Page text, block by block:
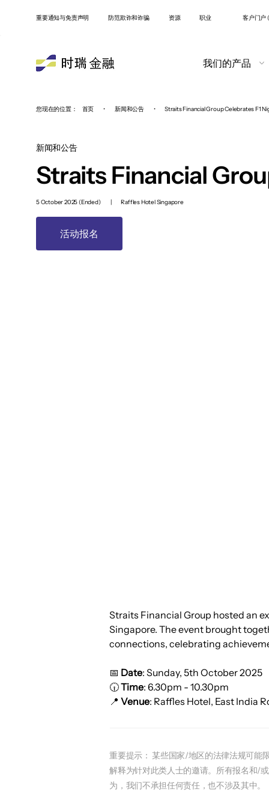
我们的产品
重要通知与免责声明 防范欺诈和诈骗 资源 职业 客户门户
您现在的位置： 首页 • 新闻和公告 • Straits Financial Group Celebrates F1
新闻和公告
Straits Financial
5 October 2025 (Ended) | Raffles Hotel Singapore
活动报名
Straits Financial Group hosted an
Singapore. The event brought
connections, celebrating
📅 Date: Sunday, 5th October 2025
🕡 Time: 6.30pm - 10.30pm
📍 Venue: Raffles Hotel, East India
重要提示： 某些国家/地区的法律法规可能
解释为针对此类人士的邀请。所有报名和/
为，我们不承担任何责任，也不涉及其中。